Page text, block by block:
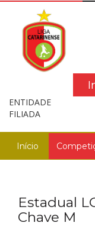
ENTIDADE
FILIADA
Início
Estadual
Chave M